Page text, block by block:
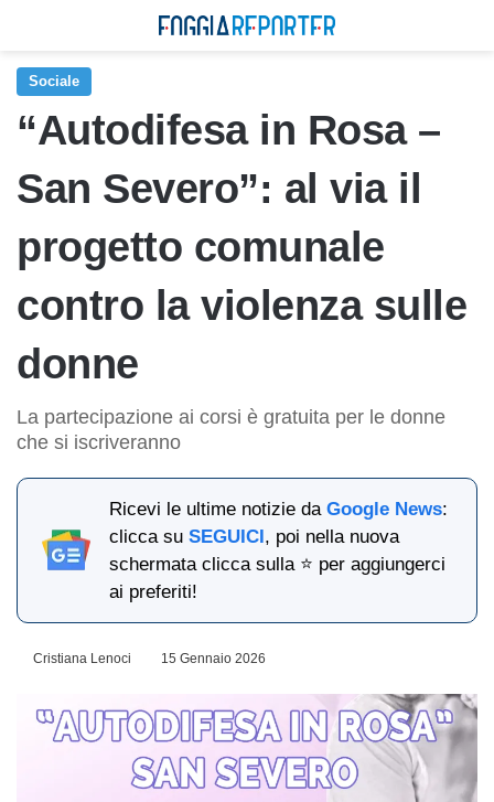
Sociale
“Autodifesa in Rosa –
San Severo”: al via il
progetto comunale
contro la violenza sulle
donne
La partecipazione ai corsi è gratuita per le donne
che si iscriveranno
Ricevi le ultime notizie daGoogle News:
clicca suSEGUICI, poi nella nuova
schermata clicca sulla ⭐ per aggiungerci
ai preferiti!
Cristiana Lenoci 15 Gennaio 2026